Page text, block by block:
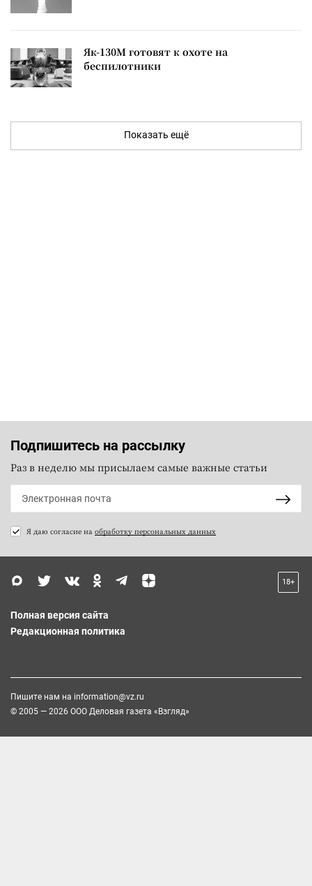
Як-130М готовят к охоте на
беспилотники
Показать ещё
Подпишитесь на рассылку
Раз в неделю мы присылаем самые важные статьи
Я даю согласие на обработку персональных данных
18+
Полная версия сайта
Редакционная политика
Пишите нам на information@vz.ru
© 2005 — 2026 ООО Деловая газета «Взгляд»